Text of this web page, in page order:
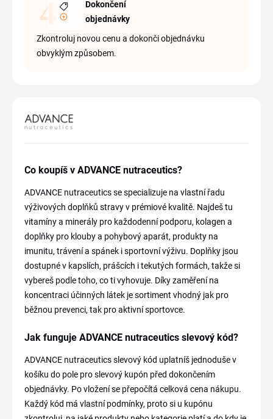
Dokončení
objednávky
Zkontroluj novou cenu a dokonči objednávku
obvyklým způsobem.
Co koupíš v ADVANCE nutraceutics?
ADVANCE nutraceutics se specializuje na vlastní řadu
výživových doplňků stravy v prémiové kvalitě. Najdeš tu
vitamíny a minerály pro každodenní podporu, kolagen a
doplňky pro klouby a pohybový aparát, produkty na
imunitu, trávení a spánek i sportovní výživu. Doplňky jsou
dostupné v kapslích, prášcích i tekutých formách, takže si
vybereš podle toho, co ti vyhovuje. Díky zaměření na
koncentraci účinných látek je sortiment vhodný jak pro
běžnou prevenci, tak pro aktivní sportovce.
Jak funguje ADVANCE nutraceutics slevový kód?
ADVANCE nutraceutics slevový kód uplatníš jednoduše v
košíku do pole pro slevový kupón před dokončením
objednávky. Po vložení se přepočítá celková cena nákupu.
Každý kód má vlastní podmínky, proto si u kupónu